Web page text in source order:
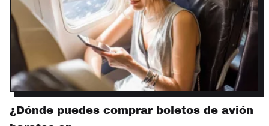
¿Dónde puedes comprar boletos de avión